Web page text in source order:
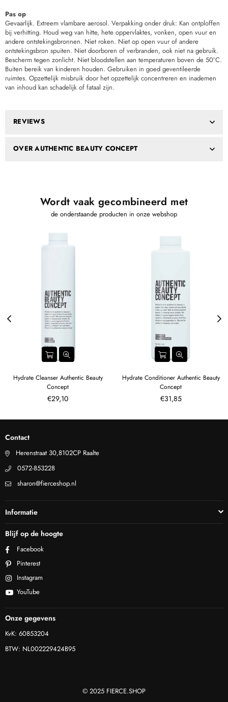
Pas op
Gevaarlijk. Extreem vlambare aerosol. Verpakking onder druk: Kan ontploffen
bij verhitting. Houd weg van hitte, hete oppervlaktes, vonken, open vuur en
andere ontstekingsbronnen. Niet roken. Niet op open vuur of andere
ontstekingsbron spuiten. Niet doorboren of verbranden, ook niet na gebruik.
Bescherm tegen zonlicht. Niet bloodstellen aan temperaturen boven de 50°C.
Buiten bereik van kinderen houden. Gebruiken in goed geventileerde
ruimtes. Opzettelijk misbruik door het opzettelijk concentreren en inademen
van inhoud kan schadelijk of fataal zijn.
REVIEWS
OVER AUTHENTIC BEAUTY CONCEPT
Wordt vaak gecombineerd met
de onderstaande producten in onze webshop
Hydrate Cleanser Authentic Beauty
Concept
Normale
€29,10
Hydrate Conditioner Authentic Beauty
Concept
Normale
€31,85
Contact
Herenstraat 30,8102CP Raalte
0572-853228
sharon@fierceshop.nl
Informatie
Blijf op de hoogte
Facebook
Pinterest
Instagram
YouTube
Onze gegevens
KvK: 60853204
BTW: NL002229424B95
© 2025 FIERCE.SHOP